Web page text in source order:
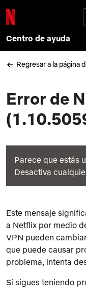
Centro de ayuda
Regresar a la página
Error de
Parece que estás
Desactiva
Este mensaje
a Netflix por medio
VPN pueden
que puede causar
problema, intenta
Si sigues teniendo